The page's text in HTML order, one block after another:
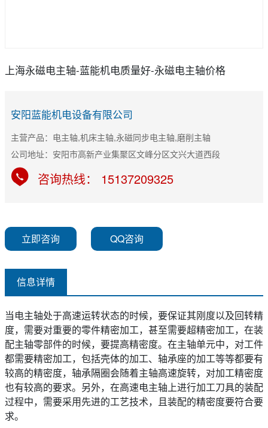
上海永磁电主轴-蓝能机电质量好-永磁电主轴价格
安阳蓝能机电设备有限公司
主营产品：电主轴,机床主轴,永磁同步电主轴,磨削主轴
公司地址：安阳市高新产业集聚区文峰分区文兴大道西段
咨询热线： 15137209325
立即咨询 QQ咨询
信息详情
当电主轴处于高速运转状态的时候，要保证其刚度以及回转精
度，需要对重要的零件精密加工，甚至需要超精密加工，在装
配主轴零部件的时候，要提高精密度。在主轴单元中，对工件
都需要精密加工，包括壳体的加工、轴承座的加工等等都要有
较高的精密度，轴承隔圈会随着主轴高速旋转，对加工精密度
也有较高的要求。另外，在高速电主轴上进行加工刀具的装配
过程中，需要采用先进的工艺技术，且装配的精密度要符合要
求。